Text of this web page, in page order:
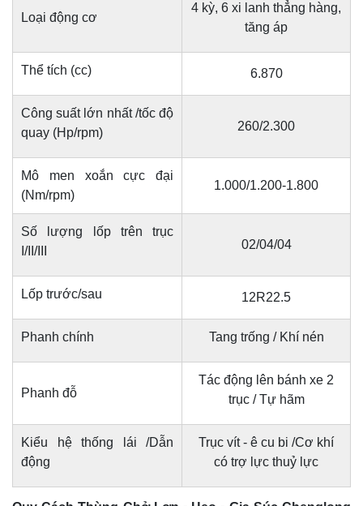
Loại động cơ
4 kỳ, 6 xi lanh thẳng hàng,
tăng áp
Thể tích (cc) 6.870
Công suất lớn nhất /tốc độ
quay (Hp/rpm)
260/2.300
Mô men xoắn cực đại
(Nm/rpm)
1.000/1.200-1.800
Số lượng lốp trên trục
I/II/III
02/04/04
Lốp trước/sau 12R22.5
Phanh chính Tang trống / Khí nén
Phanh đỗ
Tác động lên bánh xe 2
trục / Tự hãm
Kiểu hệ thống lái /Dẫn
động
Trục vít - ê cu bi /Cơ khí
có trợ lực thuỷ lực